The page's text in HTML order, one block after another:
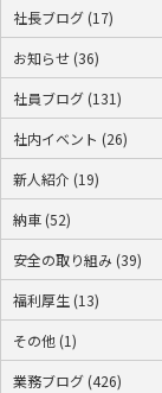
社長ブログ (17)
お知らせ (36)
社員ブログ (131)
社内イベント (26)
新人紹介 (19)
納車 (52)
安全の取り組み (39)
福利厚生 (13)
その他 (1)
業務ブログ (426)